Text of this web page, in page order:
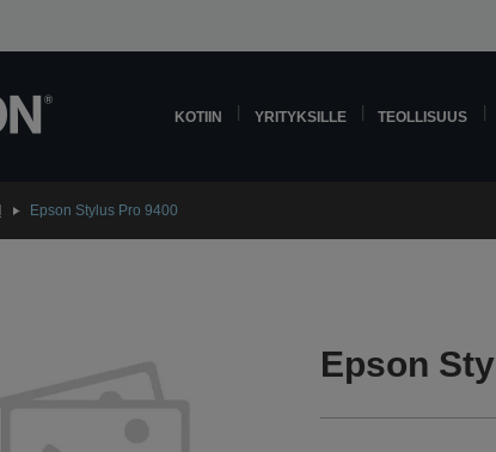
KOTIIN YRITYKSILLE TEOLLISUUS
Epson Stylus Pro 9400
Epson